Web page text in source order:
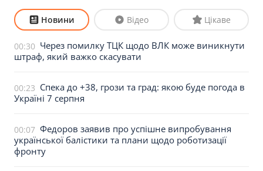
Новини Відео Цікаве
00:30 Через помилку ТЦК щодо ВЛК може виникнути
штраф, який важко скасувати
00:23 Спека до +38, грози та град: якою буде погода в
Україні 7 серпня
00:07 Федоров заявив про успішне випробування
української балістики та плани щодо роботизації
фронту